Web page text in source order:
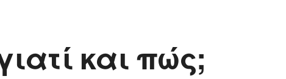
και πώς;